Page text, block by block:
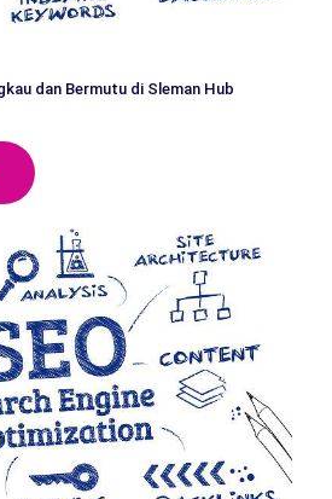
dan Bermutu di Sleman Hub